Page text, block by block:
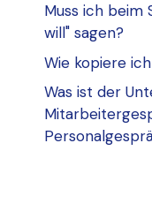
Muss ich beim
will" sagen?
Wie kopiere
Was ist der